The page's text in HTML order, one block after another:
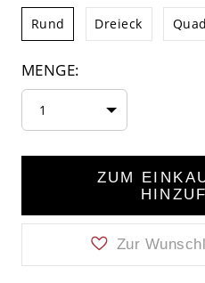
Rund Dreieck
MENGE:
1
ZUM
Zur